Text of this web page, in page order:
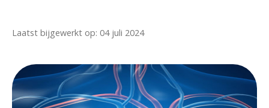
Laatst bijgewerkt op: 04 juli 2024